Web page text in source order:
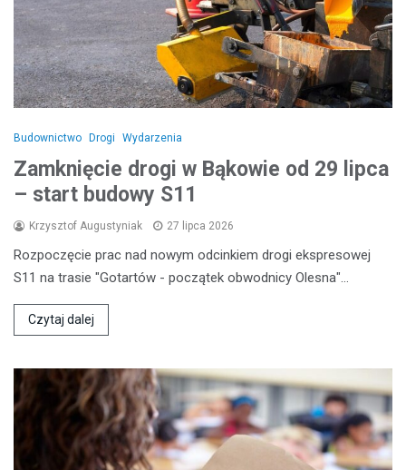
Budownictwo Drogi Wydarzenia
Zamknięcie drogi w Bąkowie od 29 lipca
– start budowy S11
Krzysztof Augustyniak 27 lipca 2026
Rozpoczęcie prac nad nowym odcinkiem drogi ekspresowej
S11 na trasie "Gotartów - początek obwodnicy Olesna"…
Czytaj dalej